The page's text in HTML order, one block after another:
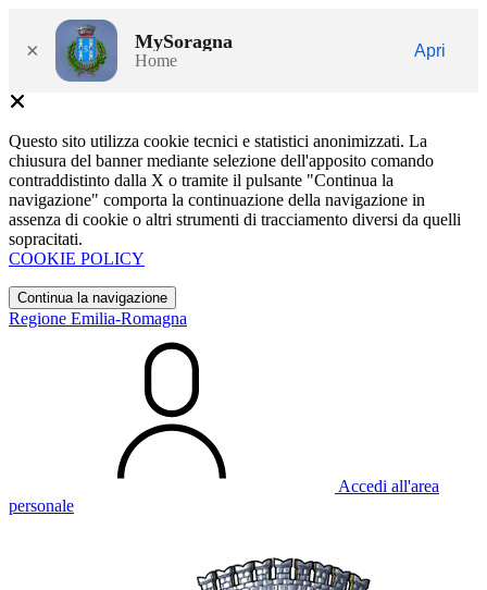
× MySoragna
Home
Apri
Questo sito utilizza cookie tecnici e statistici anonimizzati. La
chiusura del banner mediante selezione dell'apposito comando
contraddistinto dalla X o tramite il pulsante "Continua la
navigazione" comporta la continuazione della navigazione in
assenza di cookie o altri strumenti di tracciamento diversi da quelli
sopracitati.
COOKIE POLICY
Continua la navigazione
Regione Emilia-Romagna
Accedi all'area
personale